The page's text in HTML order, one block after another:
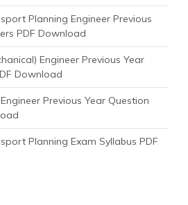
Planning Engineer Previous
PDF Download
Engineer Previous Year
Download
Previous Year Question
Planning Exam Syllabus PDF